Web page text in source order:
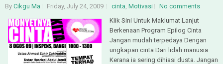
By Cikgu Ma Friday, July 24, 2009 cinta Motivasi
No comments
Klik Sini Untuk Maklumat Lanjut
Berkenaan Program Epilog Cinta
Jangan mudah terpedaya Dengan
ungkapan cinta Dari lidah manusia
Kerana ia sering dihiasi dusta. Jangan